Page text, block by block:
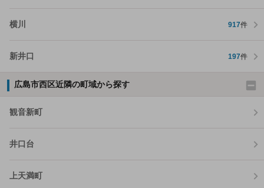
横川 917件
新井口 197件
広島市西区近隣の町域から探す
観音新町
井口台
上天満町